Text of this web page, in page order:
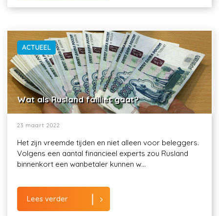
ACTUEEL
Wat als Rusland failliet gaat?
23 maart 2022
Het zijn vreemde tijden en niet alleen voor beleggers.
Volgens een aantal financieel experts zou Rusland
binnenkort een wanbetaler kunnen w...
Lees verder